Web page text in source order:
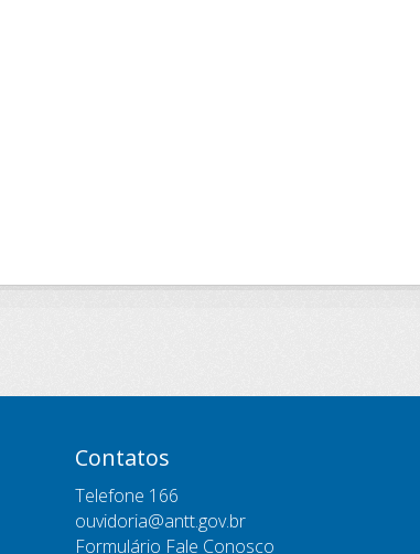
Contatos
Telefone 166
ouvidoria@antt.gov.br
Formulário Fale Conosco